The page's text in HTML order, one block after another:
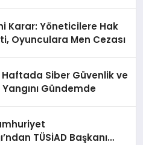
Karar: Yöneticilere Hak
Oyunculara Men Cezası
Haftada Siber Güvenlik ve
Gündemde
TÜSİAD Başkanı